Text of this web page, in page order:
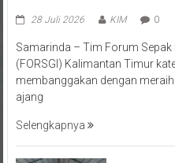
28 Juli 2026 KIM 0
Samarinda – Tim Forum Sepak
(FORSGI) Kalimantan Timur
membanggakan dengan
ajang
Selengkapnya